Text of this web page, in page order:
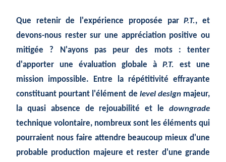
Que retenir de l'expérience proposée parP.T., et
devons-nous rester sur une appréciation positive ou
mitigée ? N'ayons pas peur des mots : tenter
d'apporter une évaluation globale à P.T. est une
mission impossible. Entre la répétitivité effrayante
constituant pourtant l'élément de level designmajeur,
la quasi absence de rejouabilité et le downgrade
technique volontaire, nombreux sont les éléments qui
pourraient nous faire attendre beaucoup mieux d'une
probable production majeure et rester d'une grande